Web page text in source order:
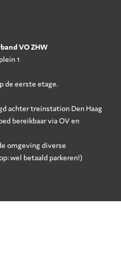
VO ZHW
1
de eerste etage.
achter treinstation Den Haag
bereikbaar via OV en
omgeving diverse
wel betaald parkeren!)